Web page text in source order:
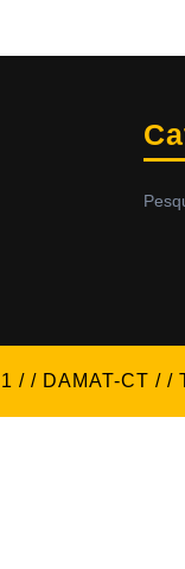
/ / DAMAT-CT / /